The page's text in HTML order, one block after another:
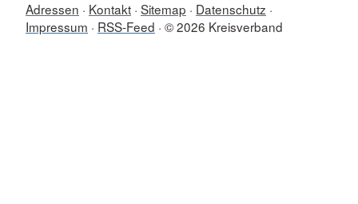
Adressen Kontakt Sitemap
Datenschutz
Impressum
RSS-Feed © 2026 Kreisverband